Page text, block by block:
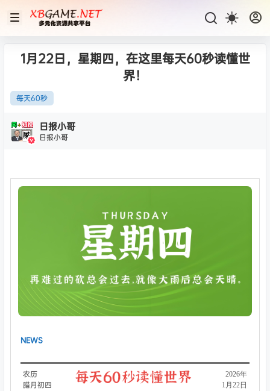
1月22日，星期四，在这里每天60秒读懂世
界！
每天60秒
日报小哥
日报小哥
NEWS
​2026年
1月22日
农历
腊月初四